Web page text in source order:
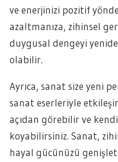
ve enerjinizi pozitif
azaltmanıza, zihinsel
duygusal dengeyi
olabilir.
Ayrıca, sanat size yeni
sanat eserleriyle
açıdan görebilir ve
koyabilirsiniz. Sanat,
hayal gücünüzü